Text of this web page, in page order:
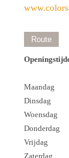
Route
Maandag
Dinsdag
Woensdag
Donderdag
Vrijdag